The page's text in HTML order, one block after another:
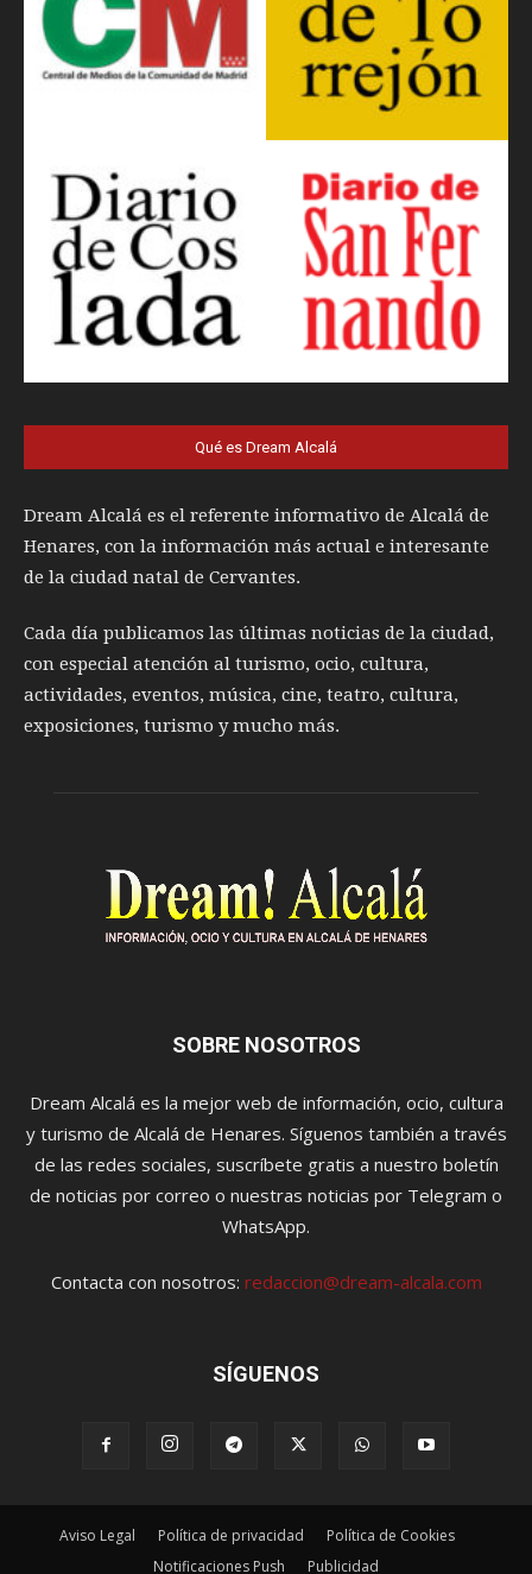
Qué es Dream Alcalá
Dream Alcalá es el referente informativo de Alcalá de
Henares, con la información más actual e interesante
de la ciudad natal de Cervantes.
Cada día publicamos las últimas noticias de la ciudad,
con especial atención al turismo, ocio, cultura,
actividades, eventos, música, cine, teatro, cultura,
exposiciones, turismo y mucho más.
SOBRE NOSOTROS
Dream Alcalá es la mejor web de información, ocio, cultura
y turismo de Alcalá de Henares. Síguenos también a través
de las redes sociales, suscríbete gratis a nuestro boletín
de noticias por correo o nuestras noticias por Telegram o
WhatsApp.
Contacta con nosotros: redaccion@dream-alcala.com
SÍGUENOS
Aviso Legal Política de privacidad
Política de Cookies
Notificaciones Push
Publicidad